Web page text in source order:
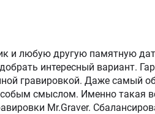
и любую другую памятную
интересный вариант.
гравировкой. Даже самый
смыслом. Именно такая
Mr.Graver.